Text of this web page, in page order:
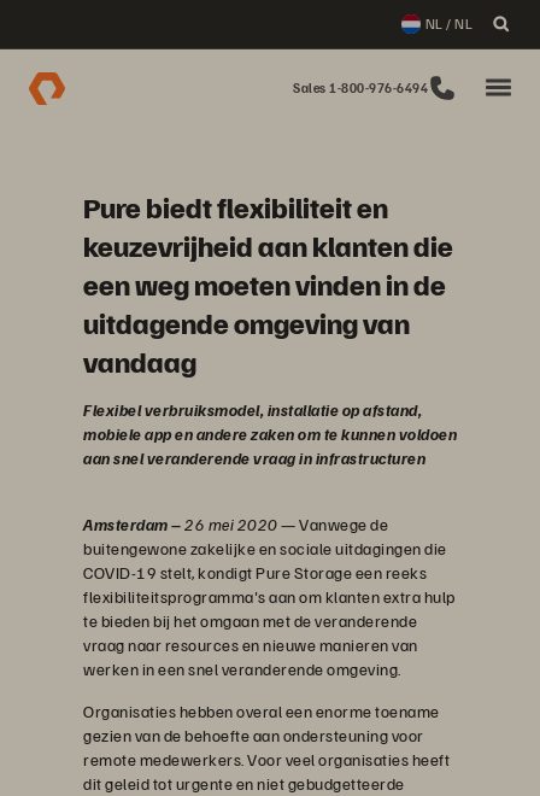
NL / NL
Sales 1-800-976-6494
Pure biedt flexibiliteit en
keuzevrijheid aan klanten die
een weg moeten vinden in de
uitdagende omgeving van
vandaag
Flexibel verbruiksmodel, installatie op afstand,
mobiele app en andere zaken om te kunnen voldoen
aan snel veranderende vraag in infrastructuren
Amsterdam–26 mei 2020— Vanwege de
buitengewone zakelijke en sociale uitdagingen die
COVID-19 stelt, kondigt Pure Storage een reeks
flexibiliteitsprogramma's aan om klanten extra hulp
te bieden bij het omgaan met de veranderende
vraag naar resources en nieuwe manieren van
werken in een snel veranderende omgeving.
Organisaties hebben overal een enorme toename
gezien van de behoefte aan ondersteuning voor
remote medewerkers. Voor veel organisaties heeft
dit geleid tot urgente en niet gebudgetteerde